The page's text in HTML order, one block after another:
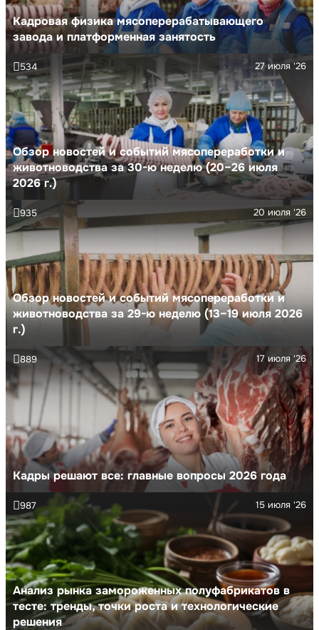
Кадровая физика мясоперерабатывающего
завода и платформенная занятость
Обзор новостей и событий мясопереработки и
животноводства за 30-ю неделю (20–26 июля
2026 г.)
27 июля '26
534
Обзор новостей и событий мясопереработки и
животноводства за 29-ю неделю (13–19 июля 2026
г.)
20 июля '26
935
Кадры решают все: главные вопросы 2026 года
17 июля '26
889
Анализ рынка замороженных полуфабрикатов в
тесте: тренды, точки роста и технологические
решения
15 июля '26
987